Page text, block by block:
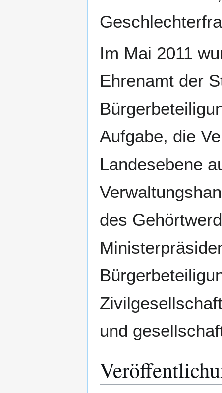
Im Mai 2011
Ehrenamt der
Aufgabe, die
Landesebene
des
und